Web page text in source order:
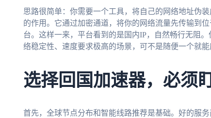
思路很简单：你需要一个工具，将自己的网络地址伪
的作用。它通过加密通道，将你的网络流量先传输到
台。这样一来，平台看到的是国内IP，自然畅行无阻
络稳定性、速度要求极高的场景，可不是随便一个就能
选择回国加速器，必须
首先，全球节点分布和智能线路推荐是基础。好的服